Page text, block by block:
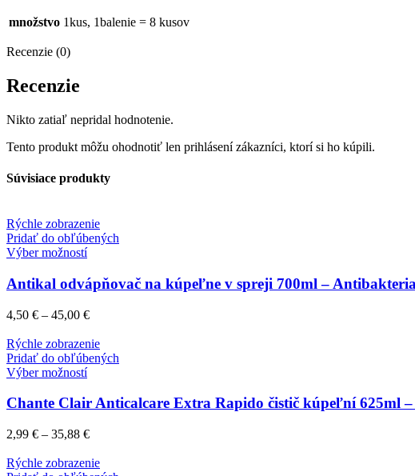
množstvo 1kus, 1balenie = 8 kusov
Recenzie (0)
Recenzie
Nikto zatiaľ nepridal hodnotenie.
Tento produkt môžu ohodnotiť len prihlásení zákazníci, ktorí si ho kúpili.
Súvisiace produkty
Rýchle zobrazenie
Pridať do obľúbených
Výber možností
Antikal odvápňovač na kúpeľne v spreji 700ml –
4,50 € – 45,00 €
Rýchle zobrazenie
Pridať do obľúbených
Výber možností
Chante Clair Anticalcare Extra Rapido čistič kúpeľní 625ml
2,99 € – 35,88 €
Rýchle zobrazenie